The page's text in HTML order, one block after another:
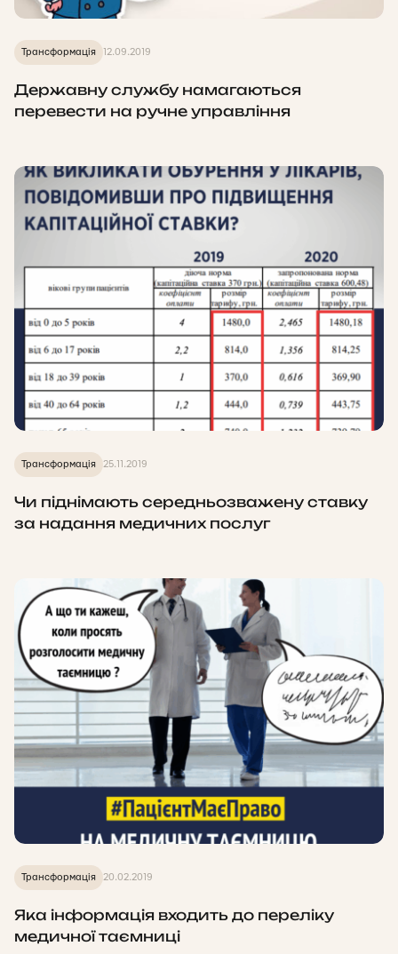
Трансформація 12.09.2019
Державну службу намагаються
перевести на ручне управління
Трансформація 25.11.2019
Чи піднімають середньозважену ставку
за надання медичних послуг
Трансформація 20.02.2019
Яка інформація входить до переліку
медичної таємниці